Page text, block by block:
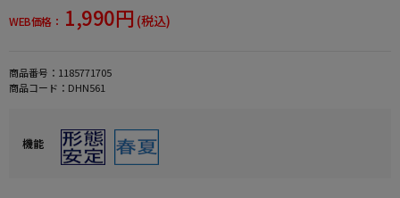
WEB価格： 1,990円 (税込)
商品番号： 1185771705
商品コード： DHN561
機能